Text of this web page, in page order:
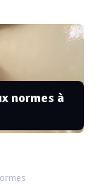
normes à